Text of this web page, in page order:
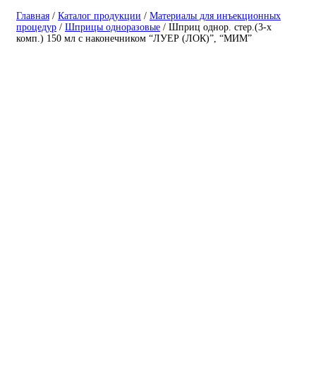
Главная / Каталог продукции / Материалы для инъекционных
процедур / Шприцы одноразовые / Шприц однор. стер.(3-х
комп.) 150 мл с наконечником “ЛУЕР (ЛОК)”, “МИМ”